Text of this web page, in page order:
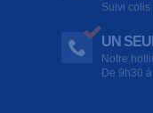
Suivi colis
UN
Notre
De 9h30